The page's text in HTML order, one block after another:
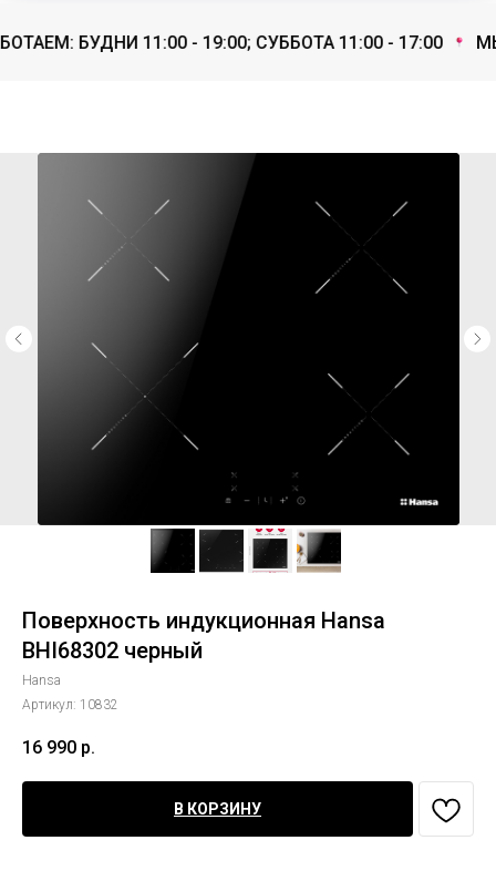
БУДНИ 11:00 - 19:00; СУББОТА 11:00 - 17:00
Поверхность индукционная Hansa
BHI68302 черный
Hansa
Артикул: 10832
16 990 р.
В КОРЗИНУ